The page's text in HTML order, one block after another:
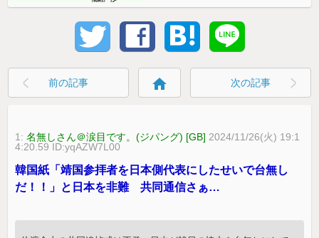
前の記事 home 次の記事
1:名無しさん＠涙目です。(ジパング) [GB] 2024/11/26(火) 19:1
4:20.59 ID:yqAZW7L00
韓国紙「靖国参拝者を日本側代表にしたせいで台無し
だ！！」と日本を非難 共同通信さぁ…